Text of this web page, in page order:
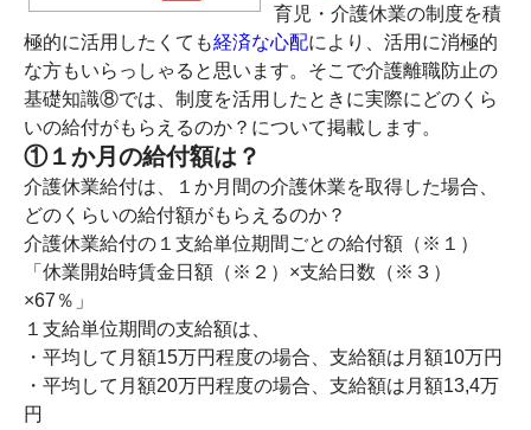
育児・介護休業の制度を積
極的に活用したくても経済な心配により、活用に消極的
な方もいらっしゃると思います。そこで介護離職防止の
基礎知識⑧では、制度を活用したときに実際にどのくら
いの給付がもらえるのか？について掲載します。
①１か月の給付額は？
介護休業給付は、１か月間の介護休業を取得した場合、
どのくらいの給付額がもらえるのか？
介護休業給付の１支給単位期間ごとの給付額（※１）
「休業開始時賃金日額（※２）×支給日数（※３）
×67％」
１支給単位期間の支給額は、
・平均して月額15万円程度の場合、支給額は月額10万円
・平均して月額20万円程度の場合、支給額は月額13,4万
円